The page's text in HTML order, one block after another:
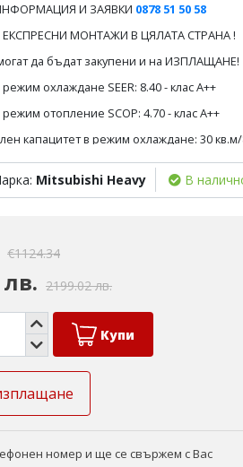
И ЗАЯВКИ 0878 51 50 58
МОНТАЖИ В ЦЯЛАТА СТРАНА !
да бъдат закупени и на ИЗПЛАЩАНЕ!
охлаждане SEER: 8.40 - клас А++
отопление SCOP: 4.70 - клас А++
капацитет в режим охлаждане: 30 кв.м/
капацитет в режим отопление: 28 кв.м/
Mitsubishi Heavy В
€1124.34
лв. 2199.02 лв.
Купи
номер и ще се свържем с Вас